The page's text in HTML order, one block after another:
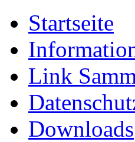
Startseite
Link
Downloads